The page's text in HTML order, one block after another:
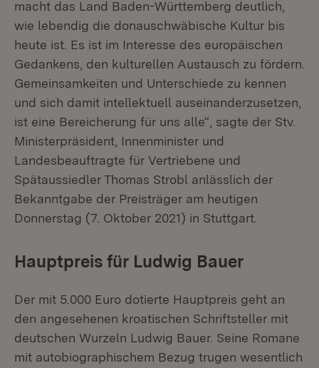
macht das Land Baden-Württemberg deutlich,
wie lebendig die donauschwäbische Kultur bis
heute ist. Es ist im Interesse des europäischen
Gedankens, den kulturellen Austausch zu fördern.
Gemeinsamkeiten und Unterschiede zu kennen
und sich damit intellektuell auseinanderzusetzen,
ist eine Bereicherung für uns alle“, sagte der Stv.
Ministerpräsident, Innenminister und
Landesbeauftragte für Vertriebene und
Spätaussiedler Thomas Strobl anlässlich der
Bekanntgabe der Preisträger am heutigen
Donnerstag (7. Oktober 2021) in Stuttgart.
Hauptpreis für Ludwig Bauer
Der mit 5.000 Euro dotierte Hauptpreis geht an
den angesehenen kroatischen Schriftsteller mit
deutschen Wurzeln Ludwig Bauer. Seine Romane
mit autobiographischem Bezug trugen wesentlich